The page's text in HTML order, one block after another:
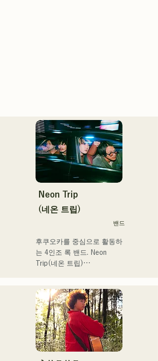
Neon Trip
(네온 트립)
밴드
후쿠오카를 중심으로 활동하
는 4인조 록 밴드. Neon
Trip(네온 트립)
가요록의 에센스가 Vo&Gt.
가미야 유우마의 윤기가 있
는 가성으로 향수를 느끼는
곡에 숨쉬고 있다. Vo&Gt.가
미야 유우마를 중심으로 낳